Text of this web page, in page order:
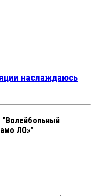
наслаждаюсь
"Волейбольный
ЛО»"